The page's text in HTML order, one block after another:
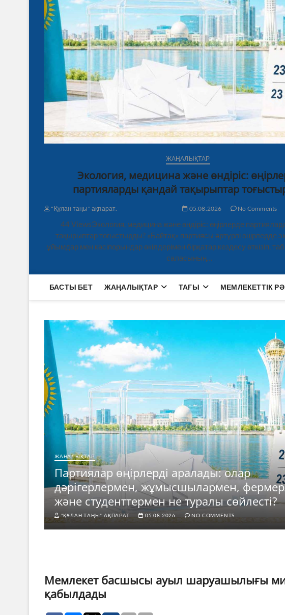
ЖАҢАЛЫҚТАР
Экология, медицина және өндіріс:
партияларды қандай тақырыптар
"Құлан таңы" ақпарат. 05.08.2026 No Comments
44 ViewsЭкология, медицина және өндіріс: өңірлерде
тақырыптар тоғыстырды? «Байтақ» партиясы әртүрлі өңірлерде
ұйымдар мен кәсіпорындар өкілдерімен бірқатар кездесу өткізіп,
саласының…
БАСТЫ БЕТ ЖАҢАЛЫҚТАР ТАҒЫ МЕМЛЕКЕТТІК
ЖАҢАЛЫҚТАР
Партиялар өңірлерді аралады: олар
дәрігерлермен, жұмысшылармен,
және студенттермен не туралы сөйлесті?
"ҚҰЛАН ТАҢЫ" АҚПАРАТ. 05.08.2026 NO COMMENTS
Мемлекет басшысы ауыл шаруашылығы
қабылдады